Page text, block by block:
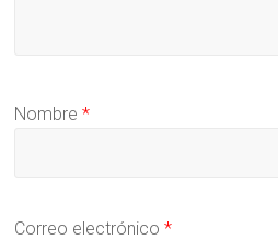
Nombre*
Correo electrónico*